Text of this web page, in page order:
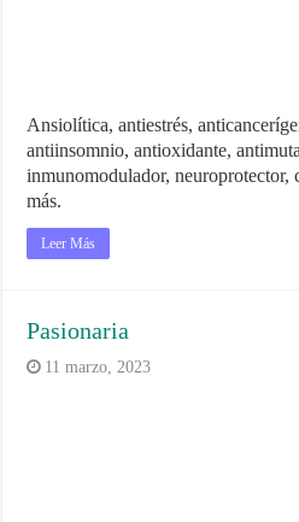
Ansiolítica, antiestrés,
antiinsomnio, antioxidante,
inmunomodulador, neuroprotector,
más.
Leer Más
Pasionaria
11 marzo, 2023